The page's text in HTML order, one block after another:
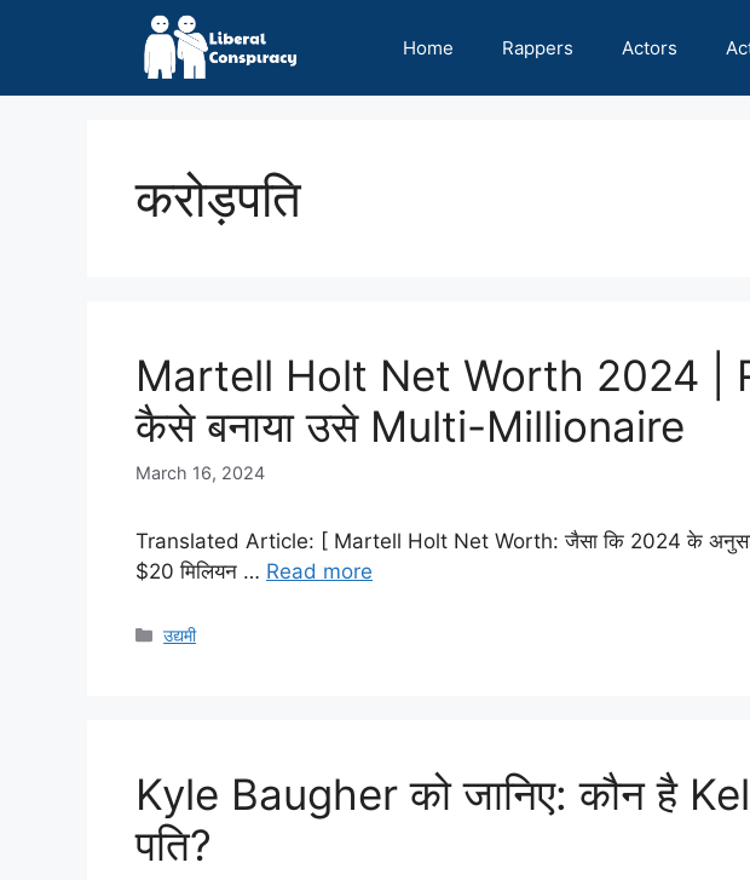
Home Rappers Actors
करोड़पति
Martell Holt Net Worth 2024 |
कैसे बनाया उसे Multi-Millionaire
March 16, 2024
Translated Article: [ Martell Holt Net Worth: जैसा कि 2024 के अनुसार,
$20 मिलियन … Read more
Categories
उद्यमी
Kyle Baugher को जानिए: कौन है
पति?